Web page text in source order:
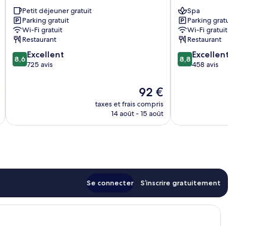
Kurtkoy
Pendik
Petit déjeuner gratuit
Parking gratuit
Wi-Fi gratuit
Restaurant
8.6
sur
8,6 Excellent
725 avis
Le
nouveau
prix
92 €
taxes et frais compris
14 août - 15 août
Airport
Pendik
Spa
Parking gratuit
Wi-Fi gratuit
Restaurant
8.8
sur
8,8 Excellent
458 avis
Se connecter S’inscrire gratuitement